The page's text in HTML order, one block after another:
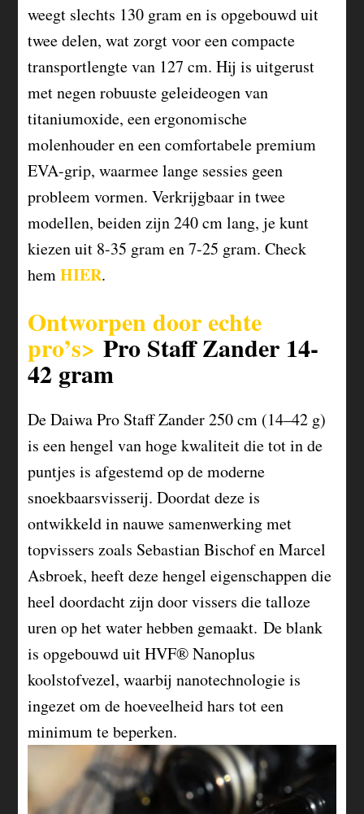
weegt slechts 130 gram en is opgebouwd uit
twee delen, wat zorgt voor een compacte
transportlengte van 127 cm. Hij is uitgerust
met negen robuuste geleideogen van
titaniumoxide, een ergonomische
molenhouder en een comfortabele premium
EVA-grip, waarmee lange sessies geen
probleem vormen. Verkrijgbaar in twee
modellen, beiden zijn 240 cm lang, je kunt
kiezen uit 8-35 gram en 7-25 gram. Check
hemHIER.
Ontworpen door echte
pro’s>Pro Staff Zander 14-
42 gram
De Daiwa Pro Staff Zander 250 cm (14–42 g)
is een hengel van hoge kwaliteit die tot in de
puntjes is afgestemd op de moderne
snoekbaarsvisserij. Doordat deze is
ontwikkeld in nauwe samenwerking met
topvissers zoals Sebastian Bischof en Marcel
Asbroek, heeft deze hengel eigenschappen die
heel doordacht zijn door vissers die talloze
uren op het water hebben gemaakt. De blank
is opgebouwd uit HVF® Nanoplus
koolstofvezel, waarbij nanotechnologie is
ingezet om de hoeveelheid hars tot een
minimum te beperken.